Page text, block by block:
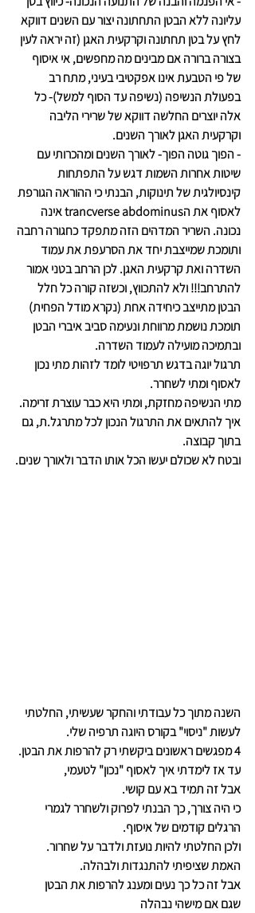
עליונה ללא הבטן התחתונה יצור עם השנים דווקא
לחץ על בטן תחתונה וקרקעית האגן (זה יראה לעין
בצורה ברורה אם מבינים מה מחפשים, אי איסוף
של פי הטבעת אינו אפקטיבי בעיני, מתח רב
בפעולת הנשיפה (נשיפה עד הסוף למשל)- כל
אלה יוצרים החלשה דווקא של שרירי הליבה
וקרקעית האגן לאורך השנים.
- הפוך גוטה הפוך- לאורך השנים ומהכרותי עם
שיטות אחרות השמות דגש על התפתחות
קינסיולגית של תינוקות, הבנתי כי ההוראה הגורפת
לאסוף את הtrancverse abdominus אינה
נכונה. השריר המדהים הזה מתפקד כחגורה רחבה
ותומכת שמייצבת יחד את הסרעפת את עמוד
השדרה ואת קרקעית האגן. לכן הרחב בטני אמור
להתרחב!!! ולא להתכווץ, וכשזה קורה כל חלל
הבטן מתייצב כיחידה אחת (נקרא מודל הפחית)
תומכת נושמת מרווחת ונעימה סביב איברי הבטן
ובתמיכה מועילה לעמוד השדרה.
תרגול יוגה בדגש תרפויטי לומד לזהות מתי נכון
לאסוף ומתי לשחרר.
מתי הנשיפה מחזקת, ומתי היא כבר עוצרת זרימה.
איך להתאים את התרגול הנכון לכל מתרגל.ת, גם
בתוך קבוצה.
ובטח לא שכולם יעשו הכל אותו הדבר ולאורך שנים.
השנה מתוך כל עבודתי והחקר שעשיתי, החלטתי
לעשות "ניסוי" בקורס היוגה תרפיה שלי.
4 מפגשים ראשונים ביקשתי רק להרפות את הבטן.
עד אז לימדתי איך לאסוף "נכון" לטעמי,
אבל זה תמיד בא עם קושי.
כי היה צורך, כך הבנתי לפרוק ולשחרר לגמרי
הרגלים קודמים של איסוף.
ולכן החלטתי להיות נועזת ולדבר על שחרור.
האמת שציפיתי להתנגדות ולבהלה.
אבל זה כל כך נעים ומענג להרפות את הבטן
שגם אם מישהי נבהלה